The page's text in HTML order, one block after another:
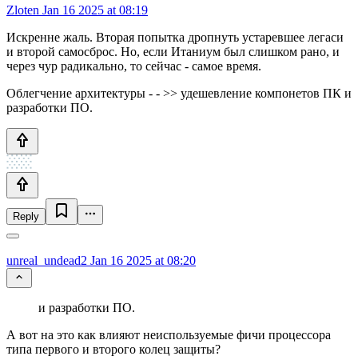
Zloten Jan 16 2025 at 08:19
Искренне жаль. Вторая попытка дропнуть устаревшее легаси
и второй самосброс. Но, если Итаниум был слишком рано, и
через чур радикально, то сейчас - самое время.
Облегчение архитектуры - - >> удешевление компонетов ПК и
разработки ПО.
Reply
unreal_undead2 Jan 16 2025 at 08:20
и разработки ПО.
А вот на это как влияют неиспользуемые фичи процессора
типа первого и второго колец защиты?